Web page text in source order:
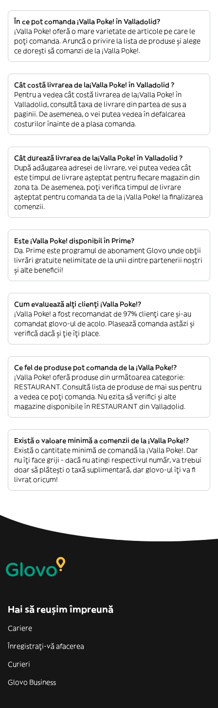
În ce pot comanda ¡Valla Poke! în Valladolid?
¡Valla Poke! oferă o mare varietate de articole pe care le
poți comanda. Aruncă o privire la lista de produse și alege
ce dorești să comanzi de la ¡Valla Poke!.
Cât costă livrarea de la¡Valla Poke! în Valladolid ?
Pentru a vedea cât costă livrarea de la¡Valla Poke! în
Valladolid, consultă taxa de livrare din partea de sus a
paginii. De asemenea, o vei putea vedea în defalcarea
costurilor înainte de a plasa comanda.
Cât durează livrarea de la¡Valla Poke! în Valladolid ?
După adăugarea adresei de livrare, vei putea vedea cât
este timpul de livrare așteptat pentru fiecare magazin din
zona ta. De asemenea, poți verifica timpul de livrare
așteptat pentru comanda ta de la ¡Valla Poke! la finalizarea
comenzii.
Este ¡Valla Poke! disponibil în Prime?
Da. Prime este programul de abonament Glovo unde obții
livrări gratuite nelimitate de la unii dintre partenerii noștri
și alte beneficii!
Cum evaluează alți clienți ¡Valla Poke!?
¡Valla Poke! a fost recomandat de 97% clienți care și-au
comandat glovo-ul de acolo. Plasează comanda astăzi și
verifică dacă și ție îți place.
Ce fel de produse pot comanda de la ¡Valla Poke!?
¡Valla Poke! oferă produse din următoarea categorie:
RESTAURANT. Consultă lista de produse de mai sus pentru
a vedea ce poți comanda. Nu ezita să verifici și alte
magazine disponibile în RESTAURANT din Valladolid.
Există o valoare minimă a comenzii de la ¡Valla Poke!?
Există o cantitate minimă de comandă la ¡Valla Poke!. Dar
nu îți face griji - dacă nu atingi respectivul număr, va trebui
doar să plătești o taxă suplimentară, dar glovo-ul îți va fi
livrat oricum!
Hai să reușim împreună
Cariere
Înregistrați-vă afacerea
Curieri
Glovo Business